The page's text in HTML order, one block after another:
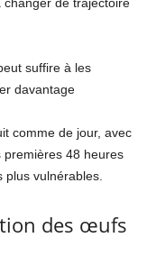
changer de trajectoire
suffire à les
davantage
comme de jour, avec
premières 48 heures
vulnérables.
des œufs